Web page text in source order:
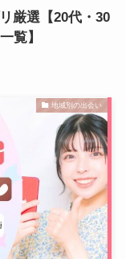
厳選【20代・30
覧】
地域別の出会い